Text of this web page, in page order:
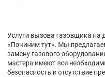
Услуги вызова газовщика
«Починим тут». Мы
замену газового
мастера имеют все
безопасность и отсутствие